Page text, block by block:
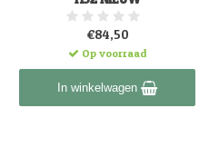
€84,50
Op voorraad
In winkelwagen